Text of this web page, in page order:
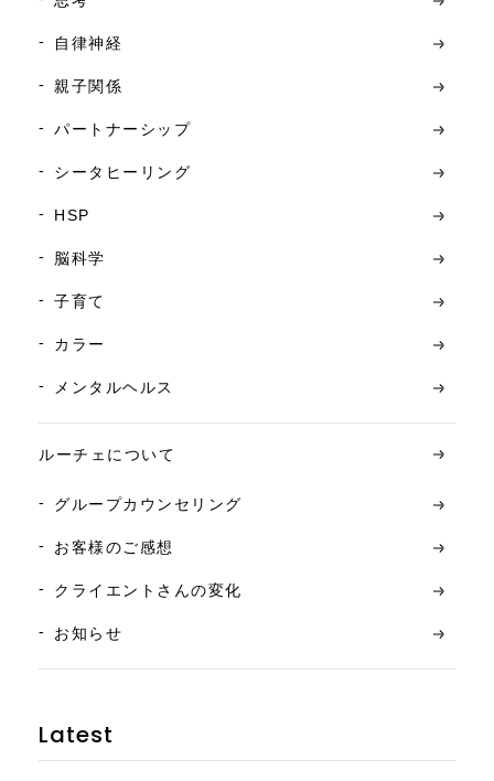
自律神経
親子関係
パートナーシップ
シータヒーリング
HSP
脳科学
子育て
カラー
メンタルヘルス
ルーチェについて
グループカウンセリング
お客様のご感想
クライエントさんの変化
お知らせ
Latest